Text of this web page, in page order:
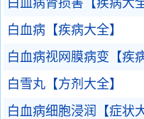
白血病肾损害【疾病大全
白血病【疾病大全】
白血病视网膜病变【疾
白雪丸【方剂大全】
白血病细胞浸润【症状